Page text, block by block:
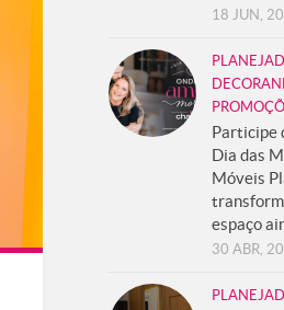
18 JUN,
Participe
Dia das
Móveis
espaço
30 ABR,